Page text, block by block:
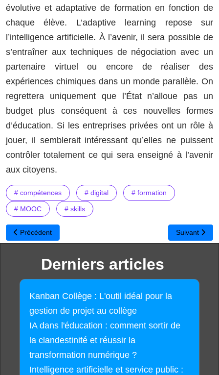
évolutive et adaptative de formation en fonction de
chaque élève. L’adaptive learning repose sur
l’intelligence artificielle. À l’avenir, il sera possible de
s’entraîner aux techniques de négociation avec un
partenaire virtuel ou encore de réaliser des
expériences chimiques dans un monde parallèle. On
regrettera uniquement que l’État n’alloue pas un
budget plus conséquent à ces nouvelles formes
d’éducation. Si les entreprises privées ont un rôle à
jouer, il semblerait intéressant qu’elles ne puissent
contrôler totalement ce qui sera enseigné à l’avenir
aux citoyens.
# compétences # digital # formation
# MOOC # skills
Article précédent : Quels métiers du digital viser pour la rentrée
Précédent Article
Suivant
Derniers articles
Kanban Collège : L'outil idéal pour la
gestion de projet au collège
IA dans l'éducation : comment sortir de
la clandestinité et réussir la
transformation numérique ?
Intelligence artificielle et service public :